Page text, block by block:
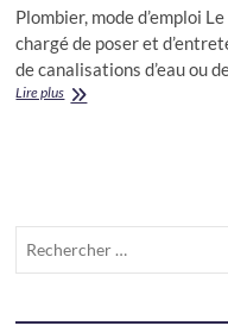
Plombier, mode d’emploi
chargé de poser et
de canalisations d’eau ou
Lire plusArtisan